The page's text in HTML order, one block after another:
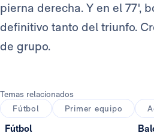
pierna derecha. Y en el 77',
definitivo tanto del triunfo.
de grupo.
Temas relacionados
Fútbol
Primer equipo
Fútbol